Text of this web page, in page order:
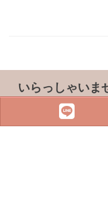
いらっしゃいま
ADDRESS & TEL
電話 :07-3733316